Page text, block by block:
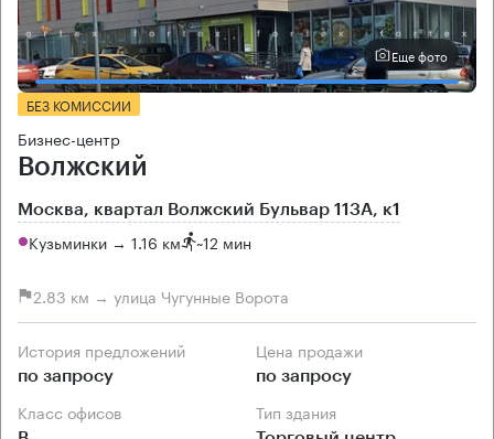
Еще фото
БЕЗ КОМИССИИ
Бизнес-центр
Волжский
Москва, квартал Волжский Бульвар 113А, к1
Кузьминки → 1.16 км ~12 мин
2.83 км → улица Чугунные Ворота
История предложений
по запросу
Цена продажи
по запросу
Класс офисов Тип здания